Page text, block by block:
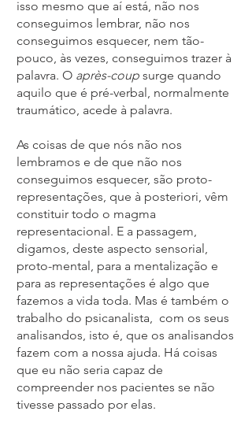
isso mesmo que aí está, não nos
conseguimos lembrar, não nos
conseguimos esquecer, nem tão-
pouco, às vezes, conseguimos trazer à
palavra. O après-coup surge quando
aquilo que é pré-verbal, normalmente
traumático, acede à palavra.
As coisas de que nós não nos
lembramos e de que não nos
conseguimos esquecer, são proto-
representações, que à posteriori, vêm
constituir todo o magma
representacional. E a passagem,
digamos, deste aspecto sensorial,
proto-mental, para a mentalização e
para as representações é algo que
fazemos a vida toda. Mas é também o
trabalho do psicanalista, com os seus
analisandos, isto é, que os analisandos
fazem com a nossa ajuda. Há coisas
que eu não seria capaz de
compreender nos pacientes se não
tivesse passado por elas.